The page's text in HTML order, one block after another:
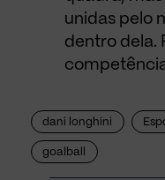
unidas pelo
dentro dela.
dani longhini
goalball